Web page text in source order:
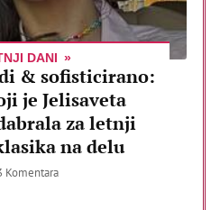
DANI
& sofisticirano:
je Jelisaveta
za letnji
na delu
Komentara